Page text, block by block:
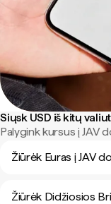
Siųsk USD iš kitų
Palygink kursus į JAV
Žiūrėk Euras į JAV
Žiūrėk Didžiosios